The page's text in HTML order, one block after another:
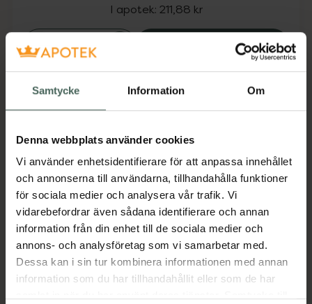
Samtycke Information Om
Denna webbplats använder cookies
Vi använder enhetsidentifierare för att anpassa innehållet
och annonserna till användarna, tillhandahålla funktioner
för sociala medier och analysera vår trafik. Vi
vidarebefordrar även sådana identifierare och annan
information från din enhet till de sociala medier och
annons- och analysföretag som vi samarbetar med.
Dessa kan i sin tur kombinera informationen med annan
information som du har tillhandahållit eller som de har
I apotek: 211,88 kr
ZenSetiv
Snabba leveranser
Finns i webblager
Aktuella erbjudanden
Beskrivning Dölj
Jämförpris 10,59 kr/st
Kategorier: